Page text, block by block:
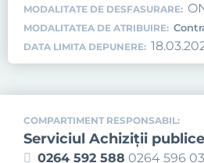
MODALITATE DE DESFASURARE:
MODALITATEA DE ATRIBUIRE:
DATA LIMITA DEPUNERE:
COMPARTIMENT RESPONSABIL:
Serviciul Achiziţii publice
0264 592 588 0264 596